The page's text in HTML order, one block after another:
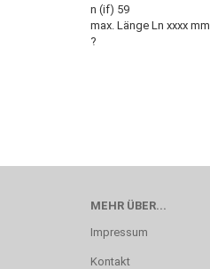
n (if) 59
max. Länge Ln xxxx mm
?
MEHR ÜBER...
Impressum
Kontakt